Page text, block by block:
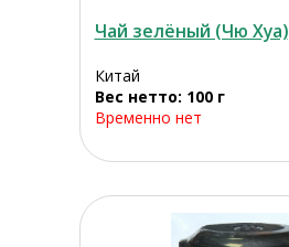
Чай зелёный (Чю Хуа)
Китай
Вес нетто: 100 г
Временно нет